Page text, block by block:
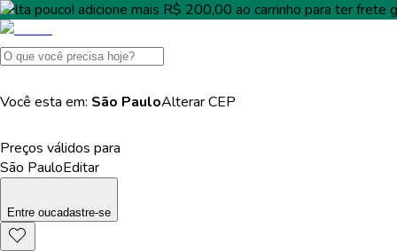
Falta pouco! adicione mais R$ 200,00 ao carrinho para terfrete
Você esta em: São PauloAlterarCEP
Preços válidos para
São PauloEditar
Entre oucadastre-se